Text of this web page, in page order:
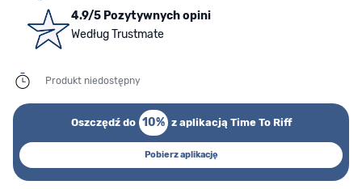
4.9/5 Pozytywnych opini
Według Trustmate
Produkt niedostępny
Oszczędź do 10% z aplikacją Time To Riff
Pobierz aplikację